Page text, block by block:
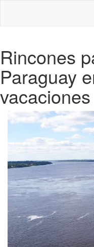
Rincones
Paraguay
vacaciones